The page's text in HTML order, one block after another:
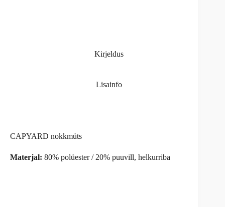
Kirjeldus
Lisainfo
CAPYARD nokkmüts
Materjal: 80% polüester / 20% puuvill, helkurriba